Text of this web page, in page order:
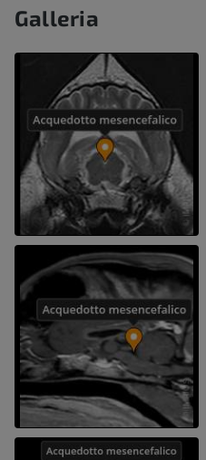
Galleria